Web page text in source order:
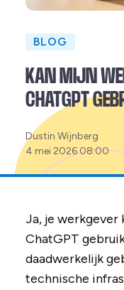
BLOG
KAN MIJN
CHATGPT
Posted
by:
Dustin Wijnberg
4 mei 2026 08:00
Ja, je werkgever
ChatGPT
daadwerkelijk
technische